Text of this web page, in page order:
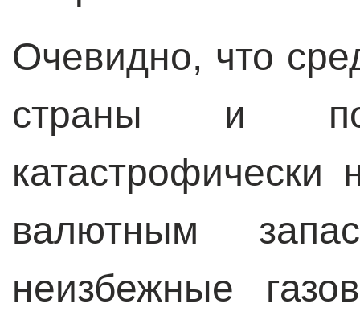
Очевидно, что
страны и
валютным
неизбежные